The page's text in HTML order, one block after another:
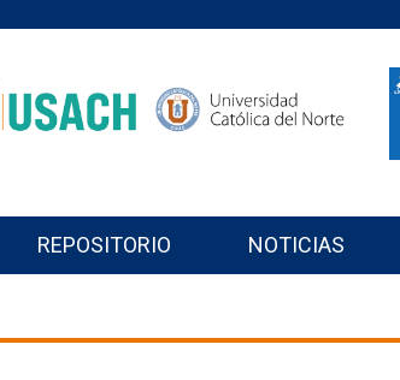
REPOSITORIO NOTICIAS